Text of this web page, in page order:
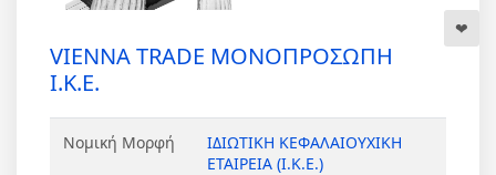
VIENNA TRADE ΜΟΝΟΠΡΟΣΩΠΗ
Ι.Κ.Ε.
Νομική Μορφή
ΙΔΙΩΤΙΚΗ ΚΕΦΑΛΑΙΟΥΧΙΚΗ
ΕΤΑΙΡΕΙΑ (Ι.Κ.Ε.)